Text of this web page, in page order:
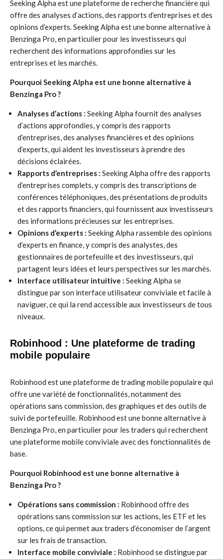
Seeking Alpha est une plateforme de recherche financière qui
offre des analyses d’actions, des rapports d’entreprises et des
opinions d’experts. Seeking Alpha est une bonne alternative à
Benzinga Pro, en particulier pour les investisseurs qui
recherchent des informations approfondies sur les
entreprises et les marchés.
Pourquoi Seeking Alpha est une bonne alternative à
Benzinga Pro ?
Analyses d’actions : Seeking Alpha fournit des analyses
d’actions approfondies, y compris des rapports
d’entreprises, des analyses financières et des opinions
d’experts, qui aident les investisseurs à prendre des
décisions éclairées.
Rapports d’entreprises : Seeking Alpha offre des rapports
d’entreprises complets, y compris des transcriptions de
conférences téléphoniques, des présentations de produits
et des rapports financiers, qui fournissent aux investisseurs
des informations précieuses sur les entreprises.
Opinions d’experts : Seeking Alpha rassemble des opinions
d’experts en finance, y compris des analystes, des
gestionnaires de portefeuille et des investisseurs, qui
partagent leurs idées et leurs perspectives sur les marchés.
Interface utilisateur intuitive : Seeking Alpha se
distingue par son interface utilisateur conviviale et facile à
naviguer, ce qui la rend accessible aux investisseurs de tous
niveaux.
Robinhood : Une plateforme de trading
mobile populaire
Robinhood est une plateforme de trading mobile populaire qui
offre une variété de fonctionnalités, notamment des
opérations sans commission, des graphiques et des outils de
suivi de portefeuille. Robinhood est une bonne alternative à
Benzinga Pro, en particulier pour les traders qui recherchent
une plateforme mobile conviviale avec des fonctionnalités de
base.
Pourquoi Robinhood est une bonne alternative à
Benzinga Pro ?
Opérations sans commission : Robinhood offre des
opérations sans commission sur les actions, les ETF et les
options, ce qui permet aux traders d’économiser de l’argent
sur les frais de transaction.
Interface mobile conviviale : Robinhood se distingue par